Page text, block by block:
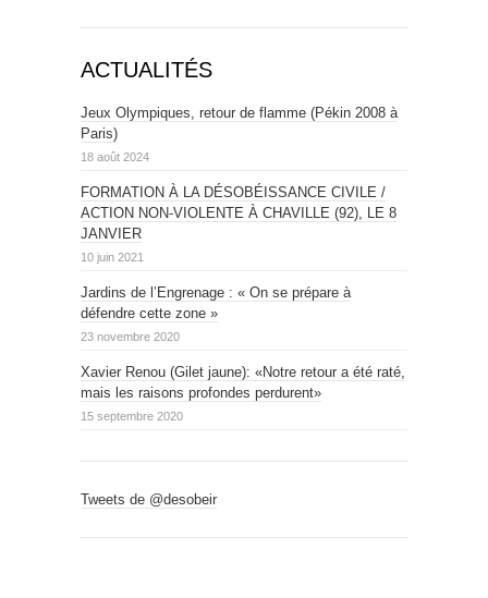
ACTUALITÉS
Jeux Olympiques, retour de flamme (Pékin 2008 à
Paris)
18 août 2024
FORMATION À LA DÉSOBÉISSANCE CIVILE /
ACTION NON-VIOLENTE À CHAVILLE (92), LE 8
JANVIER
10 juin 2021
Jardins de l’Engrenage : « On se prépare à
défendre cette zone »
23 novembre 2020
Xavier Renou (Gilet jaune): «Notre retour a été raté,
mais les raisons profondes perdurent»
15 septembre 2020
Tweets de @desobeir